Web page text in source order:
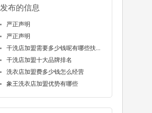
发布的信息
严正声明
严正声明
干洗店加盟需要多少钱呢有哪些扶...
干洗店加盟十大品牌排名
洗衣店加盟费多少钱怎么经营
象王洗衣店加盟优势有哪些